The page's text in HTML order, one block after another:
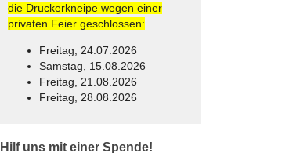
die Druckerkneipe wegen einer
privaten Feier geschlossen:
Freitag, 24.07.2026
Samstag, 15.08.2026
Freitag, 21.08.2026
Freitag, 28.08.2026
Hilf uns mit einer Spende!